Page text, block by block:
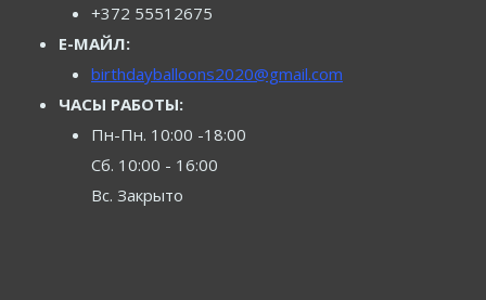
+372 55512675
Е-МАЙЛ:
birthdayballoons2020@gmail.com
ЧАСЫ РАБОТЫ:
Пн-Пн. 10:00 -18:00
Сб. 10:00 - 16:00
Вс. Закрыто